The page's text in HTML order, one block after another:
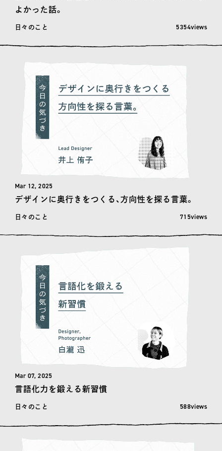
よかった話。
日々のこと 閲覧数: 5354
5354views
Mar 12, 2025
デザインに奥行きをつくる、方向性を探る言葉。
日々のこと 閲覧数: 715
715views
Mar 07, 2025
言語化力を鍛える新習慣
日々のこと 閲覧数: 588
588views